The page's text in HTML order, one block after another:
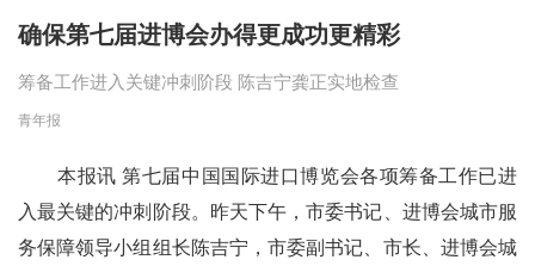
确保第七届进博会办得更成功更精彩
筹备工作进入关键冲刺阶段 陈吉宁龚正实地检查
青年报
本报讯 第七届中国国际进口博览会各项筹备工作已进
入最关键的冲刺阶段。昨天下午，市委书记、进博会城市服
务保障领导小组组长陈吉宁，市委副书记、市长、进博会城